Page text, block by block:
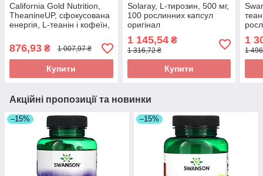
California Gold Nutrition,
TheanineUP, сфокусована
енергія, L-теанін і кофеїн,
оригінал
876,93 ₴ 1 007,97 ₴
Купити
Solaray, L-тирозин, 500 мг,
100 рослинних капсул
оригінал
1 145,54₴
1 316,72 ₴
Купити
1
1
Акційні пропозиції та новинки
–15% –15%